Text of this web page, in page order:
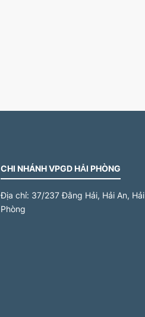
CHI NHÁNH VPGD HẢI PHÒNG
Địa chỉ: 37/237 Đằng Hải, Hải An, Hải
Phòng